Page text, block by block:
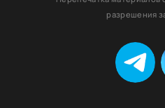
разрешения